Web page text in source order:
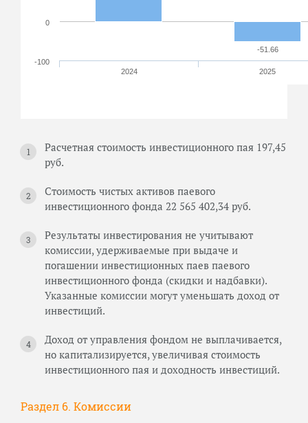
-51.66
2024 2025
-100
0
Расчетная стоимость инвестиционного пая 197,45
руб.
Стоимость чистых активов паевого
инвестиционного фонда 22 565 402,34 руб.
Результаты инвестирования не учитывают
комиссии, удерживаемые при выдаче и
погашении инвестиционных паев паевого
инвестиционного фонда (скидки и надбавки).
Указанные комиссии могут уменьшать доход от
инвестиций.
Доход от управления фондом не выплачивается,
но капитализируется, увеличивая стоимость
инвестиционного пая и доходность инвестиций.
Раздел 6. Комиссии